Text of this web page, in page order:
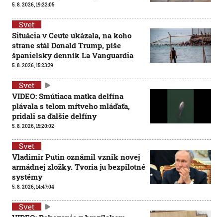
5. 8. 2026, 19:22:05
Svet
Situácia v Ceute ukázala, na koho
strane stál Donald Trump, píše
španielsky denník La Vanguardia
5. 8. 2026, 15:23:39
Svet
VIDEO: Smútiaca matka delfína
plávala s telom mŕtveho mláďaťa,
pridali sa ďalšie delfíny
5. 8. 2026, 15:20:02
Svet
Vladimir Putin oznámil vznik novej
armádnej zložky. Tvoria ju bezpilotné
systémy
5. 8. 2026, 14:47:04
Svet